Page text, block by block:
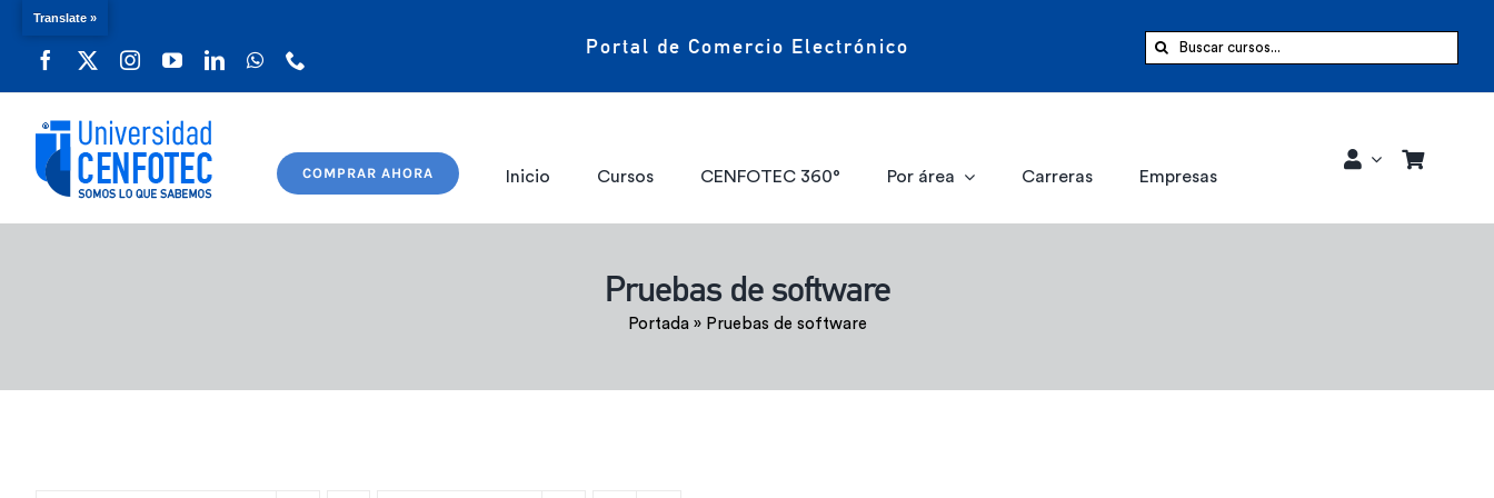
Portal de Comercio Electrónico Buscar:
COMPRAR AHORA Inicio Cursos CENFOTEC 360° Por área Carreras Empresas
Pruebas de software
Portada» Pruebas de software
Translate »